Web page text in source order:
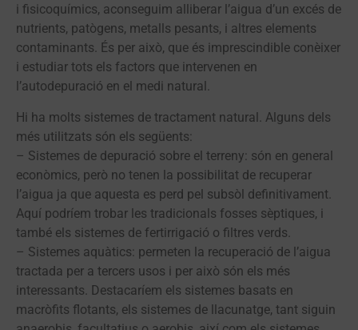
i fisicoquímics, aconseguim alliberar l’aigua d’un excés de
nutrients, patògens, metalls pesants, i altres elements
contaminants. És per això, que és imprescindible conèixer
i estudiar tots els factors que intervenen en
l’autodepuració en el medi natural.
Hi ha molts sistemes de tractament natural. Alguns dels
més utilitzats són els següents:
– Sistemes de depuració sobre el terreny: són en general
econòmics, però no tenen la possibilitat de recuperar
l’aigua ja que aquesta es perd pel subsòl definitivament.
Aquí podríem trobar les tradicionals fosses sèptiques, i
també els sistemes de fertirrigació o filtres verds.
– Sistemes aquàtics: permeten la recuperació de l’aigua
tractada per a tercers usos i per això són els més
interessants. Destacaríem els sistemes basats en
macròfits flotants, els sistemes de llacunatge, tant siguin